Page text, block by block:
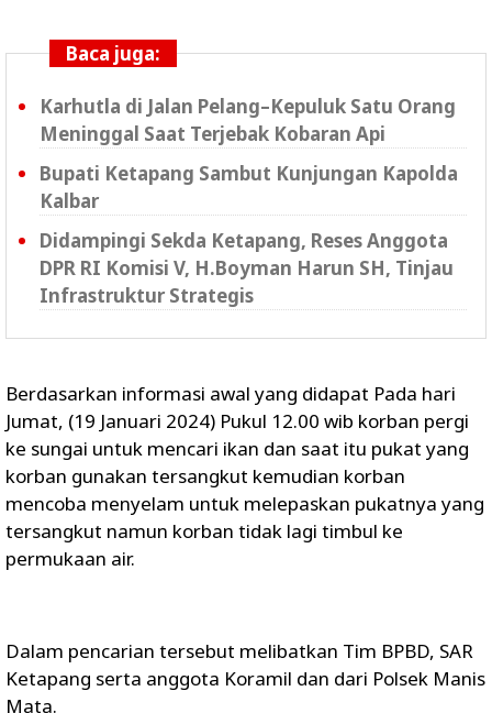
Baca juga:
Karhutla di Jalan Pelang–Kepuluk Satu Orang
Meninggal Saat Terjebak Kobaran Api
Bupati Ketapang Sambut Kunjungan Kapolda
Kalbar
Didampingi Sekda Ketapang, Reses Anggota
DPR RI Komisi V, H.Boyman Harun SH, Tinjau
Infrastruktur Strategis
Berdasarkan informasi awal yang didapat Pada hari
Jumat, (19 Januari 2024) Pukul 12.00 wib korban pergi
ke sungai untuk mencari ikan dan saat itu pukat yang
korban gunakan tersangkut kemudian korban
mencoba menyelam untuk melepaskan pukatnya yang
tersangkut namun korban tidak lagi timbul ke
permukaan air.
Dalam pencarian tersebut melibatkan Tim BPBD, SAR
Ketapang serta anggota Koramil dan dari Polsek Manis
Mata.